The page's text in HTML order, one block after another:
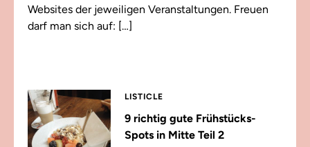
Websites der jeweiligen Veranstaltungen. Freuen
darf man sich auf: […]
LISTICLE
9 richtig gute Frühstücks-
Spots in Mitte Teil 2